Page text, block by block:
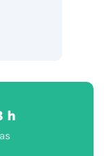
h